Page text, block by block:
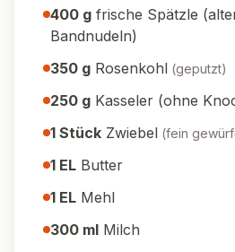
400 g frische Spätzle
Bandnudeln)
350 g Rosenkohl (geputzt)
250 g Kasseler (ohne
1 Stück Zwiebel (fein
1 EL Butter
1 EL Mehl
300 ml Milch